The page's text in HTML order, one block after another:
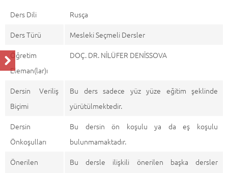
Ders Dili
Rusça
Ders Türü
Mesleki Seçmeli Dersler
Öğretim
Eleman(lar)ı
DOÇ. DR. NİLÜFER DENİSSOVA
Dersin Veriliş
Biçimi
Bu ders sadece yüz yüze eğitim şeklinde
yürütülmektedir.
Dersin
Önkoşulları
Bu dersin ön koşulu ya da eş koşulu
bulunmamaktadır.
Önerilen
Bu dersle ilişkili önerilen başka dersler